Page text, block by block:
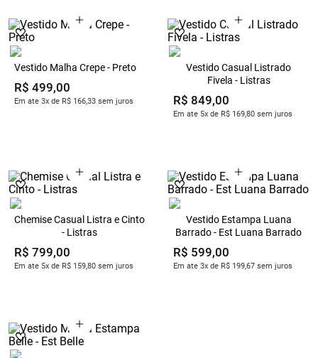
Vestido Malha Crepe - Preto
R$ 499,00
Em ate 3x de R$ 166,33 sem juros
Vestido Casual Listrado
Fivela - Listras
R$ 849,00
Em ate 5x de R$ 169,80 sem juros
Chemise Casual Listra e Cinto
- Listras
R$ 799,00
Em ate 5x de R$ 159,80 sem juros
Vestido Estampa Luana
Barrado - Est Luana Barrado
R$ 599,00
Em ate 3x de R$ 199,67 sem juros